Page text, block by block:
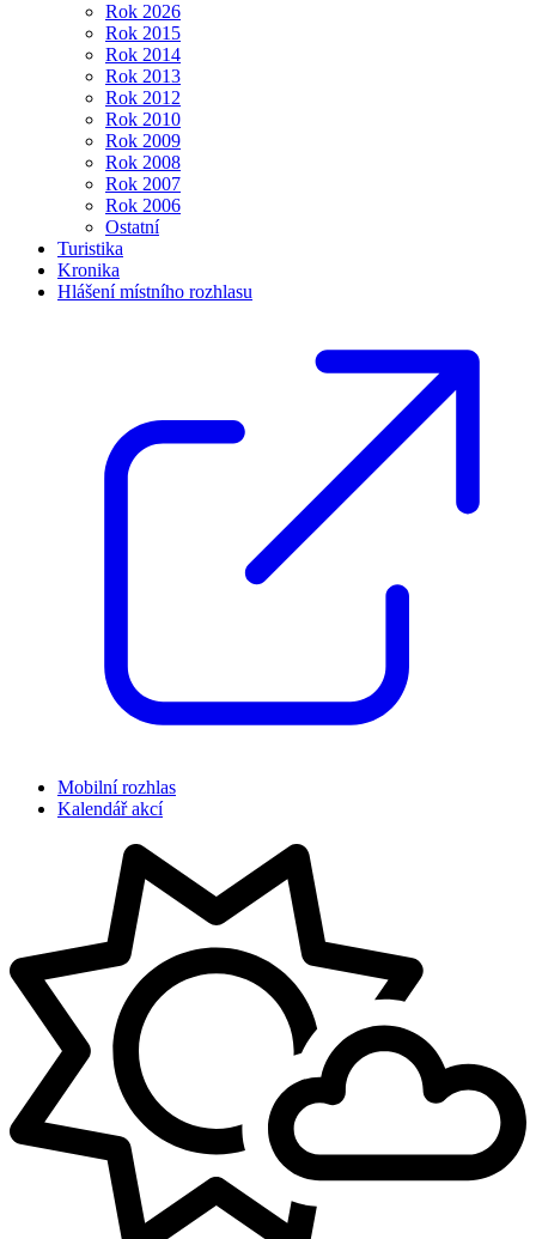
Rok 2026
Rok 2015
Rok 2014
Rok 2013
Rok 2012
Rok 2010
Rok 2009
Rok 2008
Rok 2007
Rok 2006
Ostatní
Turistika
Kronika
Hlášení místního rozhlasu
Mobilní rozhlas
Kalendář akcí